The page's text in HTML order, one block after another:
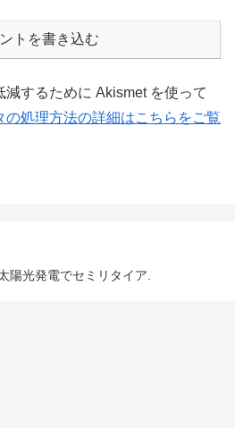
トを書き込む
減するために Akismet を使って
の処理方法の詳細はこちらをご覧
陽光発電でセミリタイア.